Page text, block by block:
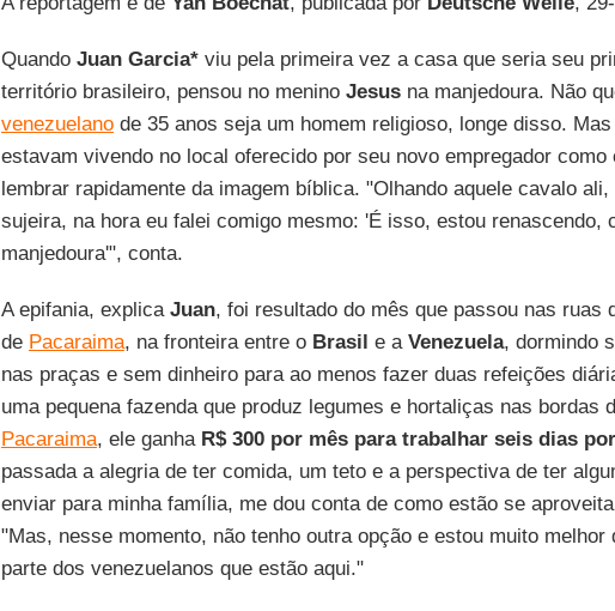
Quando Juan Garcia*viu pela primeira vez a casa que seria seu
território brasileiro, pensou no menino Jesusna manjedoura. Não
venezuelanode 35 anos seja um homem religioso, longe disso.
estavam vivendo no local oferecido por seu novo empregador como
lembrar rapidamente da imagem bíblica. "Olhando aquele cavalo
sujeira, na hora eu falei comigo mesmo: 'É isso, estou renascendo,
manjedoura'", conta.
A epifania, explica Juan, foi resultado do mês que passou nas ruas
de Pacaraima, na fronteira entre o Brasil e a Venezuela, dormindo
nas praças e sem dinheiro para ao menos fazer duas refeições
uma pequena fazenda que produz legumes e hortaliças nas bordas
Pacaraima, ele ganha R$ 300 por mês para trabalhar seis dias
passada a alegria de ter comida, um teto e a perspectiva de ter
enviar para minha família, me dou conta de como estão se
"Mas, nesse momento, não tenho outra opção e estou muito melhor
parte dos venezuelanos que estão aqui."